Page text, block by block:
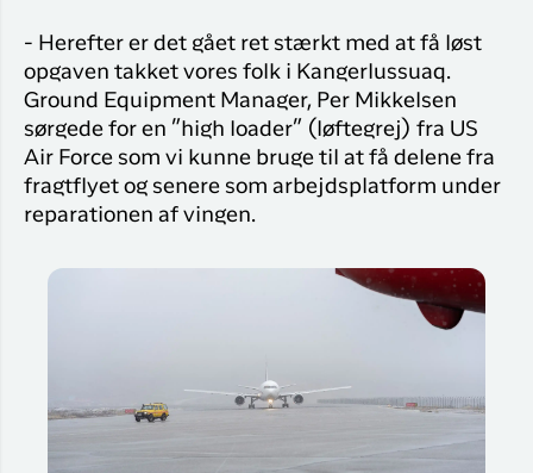
- Herefter er det gået ret stærkt med at få løst
opgaven takket vores folk i Kangerlussuaq.
Ground Equipment Manager, Per Mikkelsen
sørgede for en ”high loader” (løftegrej) fra US
Air Force som vi kunne bruge til at få delene fra
fragtflyet og senere som arbejdsplatform under
reparationen af vingen.